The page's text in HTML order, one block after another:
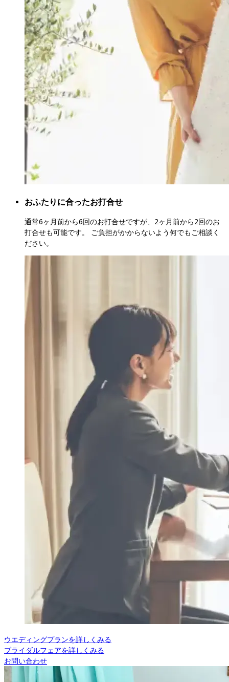
おふたりに合ったお打合せ
通常6ヶ月前から6回のお打合せですが、2ヶ月前から2回のお
打合せも可能です。 ご負担がかからないよう何でもご相談く
ださい。
ウエディングプランを詳しくみる
ブライダルフェアを詳しくみる
お問い合わせ